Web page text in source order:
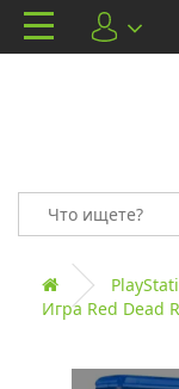
Игра Red Dead